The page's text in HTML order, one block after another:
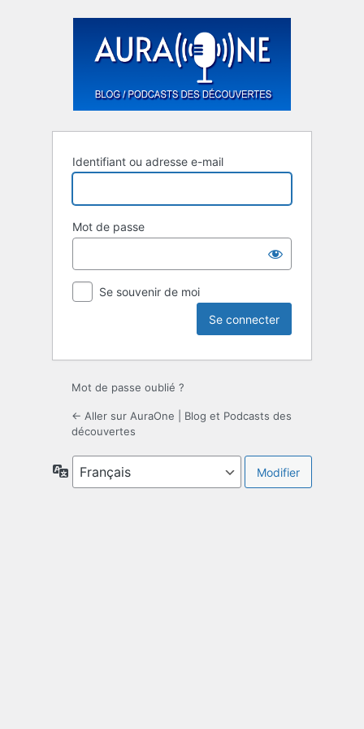
connecter
Identifiant ou adresse e-mail
Mot de passe
Se souvenir de moi
Mot de passe oublié ?
← Aller sur AuraOne | Blog et Podcasts des
découvertes
Langue